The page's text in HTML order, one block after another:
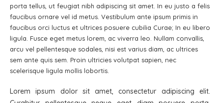
porta tellus, ut feugiat nibh adipiscing sit amet. In eu justo a felis
faucibus ornare vel id metus. Vestibulum ante ipsum primis in
faucibus orci luctus et ultrices posuere cubilia Curae; In eu libero
ligula. Fusce eget metus lorem, ac viverra leo. Nullam convallis,
arcu vel pellentesque sodales, nisi est varius diam, ac ultrices
sem ante quis sem. Proin ultricies volutpat sapien, nec
scelerisque ligula mollis lobortis.
Lorem ipsum dolor sit amet, consectetur adipiscing elit.